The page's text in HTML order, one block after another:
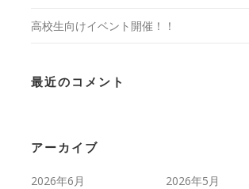
高校生向けイベント開催！！
最近のコメント
アーカイブ
2026年6月
2026年5月